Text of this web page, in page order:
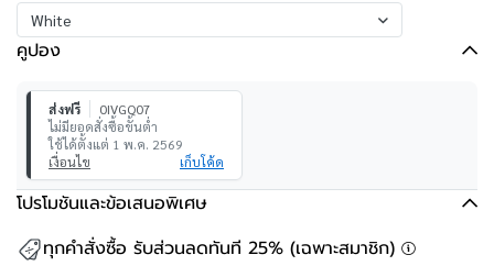
White
คูปอง
ส่งฟรี
0IVGQ07
ไม่มียอดสั่งซื้อขั้นต่ำ
ใช้ได้ตั้งแต่ 1 พ.ค. 2569
เงื่อนไข
เก็บโค้ด
โปรโมชันและข้อเสนอพิเศษ
ทุกคำสั่งซื้อ รับส่วนลดทันที 25% (เฉพาะสมาชิก)